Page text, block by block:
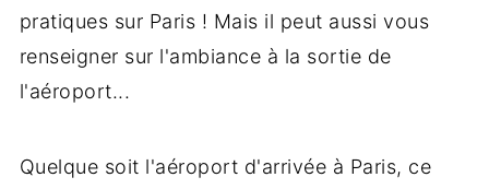
pratiques sur Paris ! Mais il peut aussi vous
renseigner sur l'ambiance à la sortie de
l'aéroport...
Quelque soit l'aéroport d'arrivée à Paris, ce